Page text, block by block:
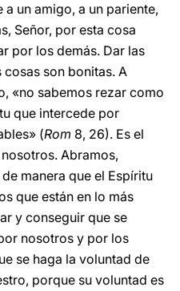
un amigo, a un pariente,
Señor, por esta cosa
por los demás. Dar las
son bonitas. A
«no sabemos rezar como
que intercede por
(Rom 8, 26). Es el
Abramos,
manera que el Espíritu
que están en lo más
y conseguir que se
nosotros y por los
se haga la voluntad de
porque su voluntad es